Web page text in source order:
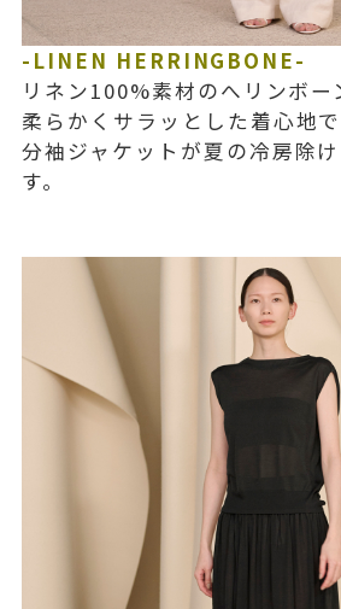
-LINEN HERRINGBONE-
リネン100%素材のへリンボー
柔らかくサラッとした着心地
分袖ジャケットが夏の冷房除
す。